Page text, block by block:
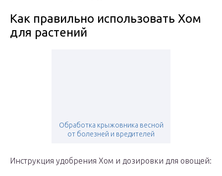
Как правильно использовать Хом
для растений
Обработка крыжовника весной
от болезней и вредителей
Инструкция удобрения Хом и дозировки для овощей: